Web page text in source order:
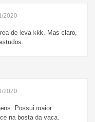
2020
de leva kkk. Mas claro,
2020
Possui maior
na bosta da vaca.